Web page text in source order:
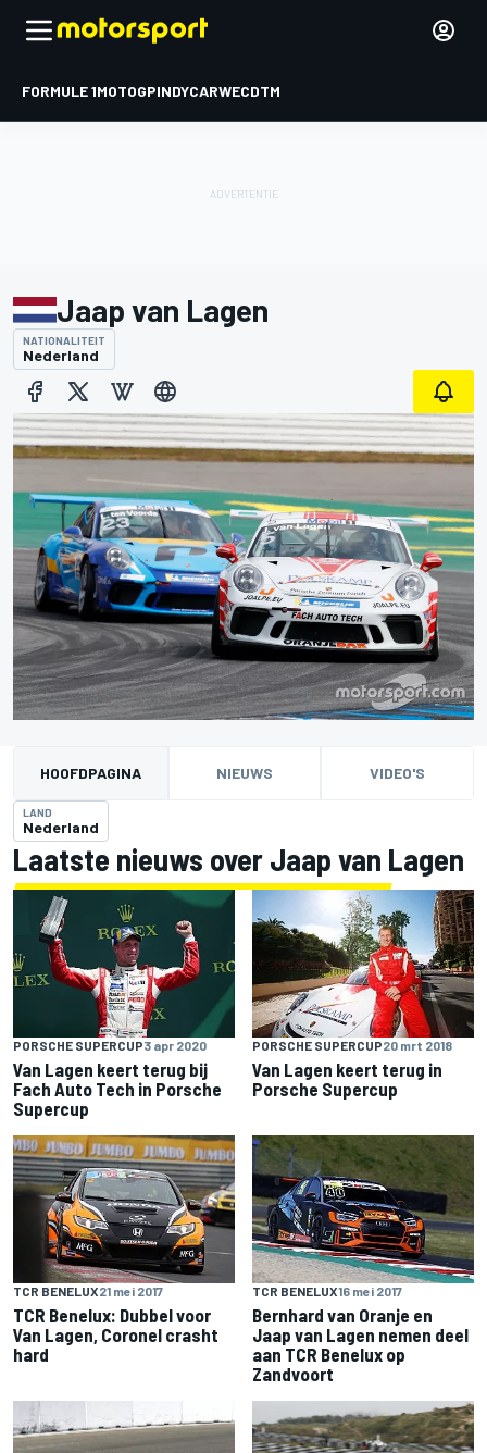
FORMULE 1MOTOGPINDYCARWECDTM
Jaap van Lagen
NATIONALITEIT
Nederland
HOOFDPAGINA NIEUWS VIDEO'S
LAND
Nederland
Laatste nieuws over Jaap van Lagen
PORSCHE SUPERCUP3 apr 2020
Van Lagen keert terug bij
Fach Auto Tech in Porsche
Supercup
PORSCHE SUPERCUP20 mrt 2018
Van Lagen keert terug in
Porsche Supercup
TCR BENELUX21 mei 2017
TCR Benelux: Dubbel voor
Van Lagen, Coronel crasht
hard
TCR BENELUX16 mei 2017
Bernhard van Oranje en
Jaap van Lagen nemen deel
aan TCR Benelux op
Zandvoort